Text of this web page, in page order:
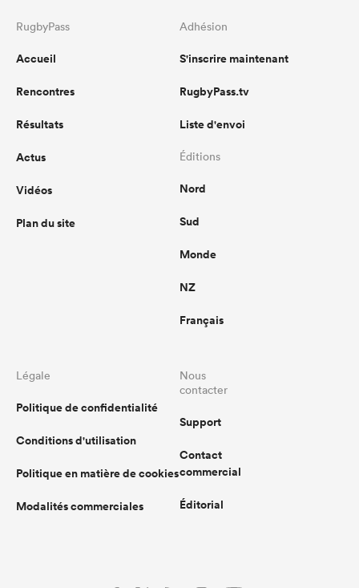
RugbyPass
Accueil
Rencontres
Résultats
Actus
Vidéos
Plan du site
Adhésion
S'inscrire maintenant
RugbyPass.tv
Liste d'envoi
Éditions
Nord
Sud
Monde
NZ
Français
Légale
Politique de confidentialité
Conditions d'utilisation
Politique en matière de cookies
Modalités commerciales
Nous
contacter
Support
Contact
commercial
Éditorial